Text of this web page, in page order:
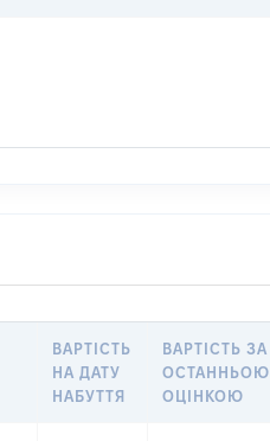
ВАРТІСТЬ
НА ДАТУ
НАБУТТЯ
ВАРТІСТЬ ЗА
ОСТАННЬОЮ
ОЦІНКОЮ